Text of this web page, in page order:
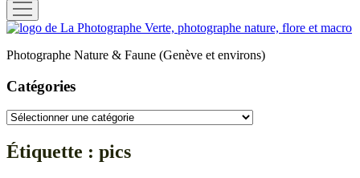
ouvrir
menu
La
Verte
Photographe Nature & Faune (Genève et environs)
Catégories
Catégories
Étiquette : pics